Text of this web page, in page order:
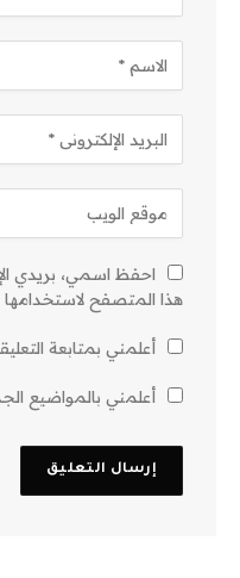
احفظ اسمي، بريدي
هذا المتصفح لاستخدامها
أعلمني بمتابعة
أعلمني بالمواضيع